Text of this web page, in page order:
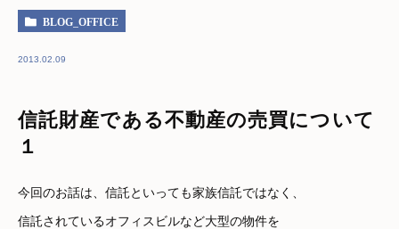
BLOG_OFFICE
2013.02.09
信託財産である不動産の売買について
１
今回のお話は、信託といっても家族信託ではなく、
信託されているオフィスビルなど大型の物件を